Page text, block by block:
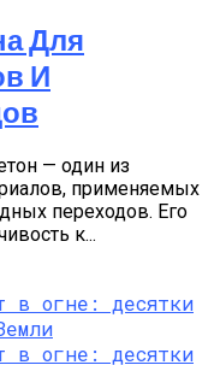
Для
И
— один из
применяемых
переходов. Его
к...